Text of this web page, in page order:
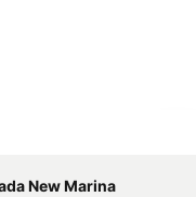
New Marina